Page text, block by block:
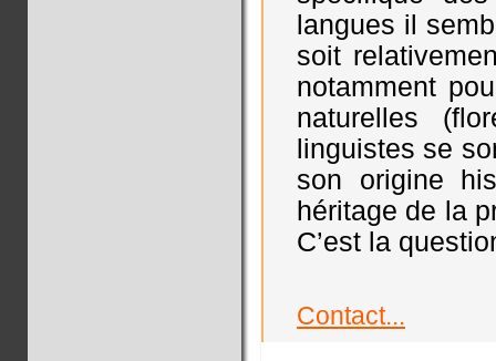
langues il
soit
notamment
naturelles
linguistes se
son origine
héritage de la
C’est la
Contact...